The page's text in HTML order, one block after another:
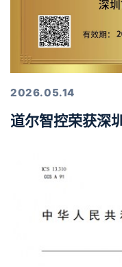
2026.05.14
道尔智控荣获深